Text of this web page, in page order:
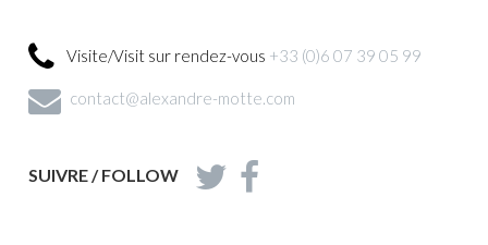
Visite/Visit sur rendez-vous +33 (0)6 07 39 05 99
contact@alexandre-motte.com
SUIVRE / FOLLOW